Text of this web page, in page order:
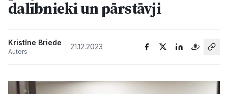
Sabiedrība
dalībnieki un pārstāvji
Kristīne Briede
Autors
21.12.2023